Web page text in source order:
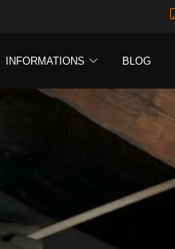
INFORMATIONS BLOG